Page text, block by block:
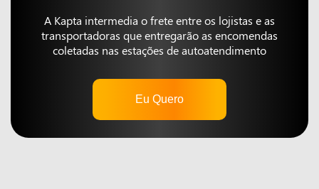
A Kapta intermedia o frete entre os lojistas e as
transportadoras que entregarão as encomendas
coletadas nas estações de autoatendimento
Eu Quero